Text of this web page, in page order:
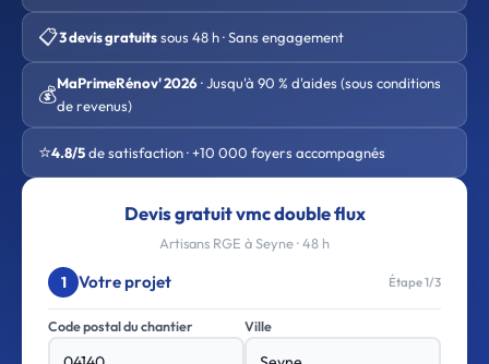
📋3 devis gratuitssous 48 h · Sans engagement
💰MaPrimeRénov' 2026· Jusqu'à 90 % d'aides (sous conditions
de revenus)
⭐4.8/5de satisfaction · +10 000 foyers accompagnés
Devis gratuit vmc double flux
Artisans RGE à Seyne · 48 h
1 Votre projet Étape 1/3
Code postal du chantier Ville